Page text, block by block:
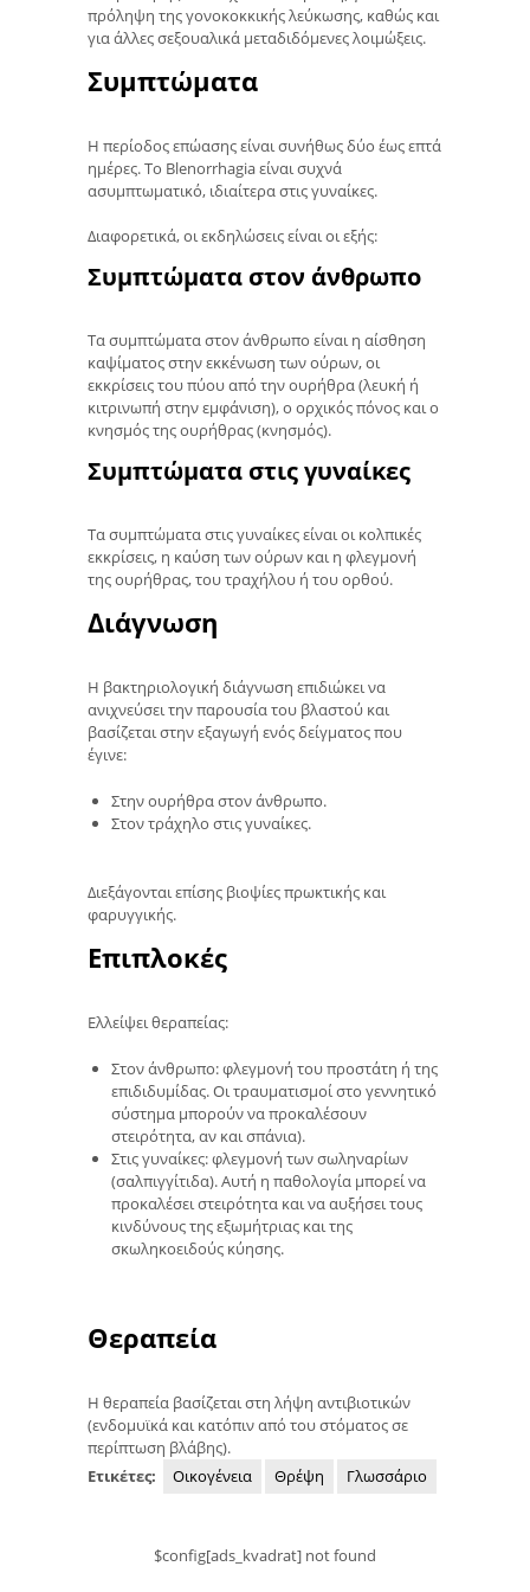
πρόληψη της γονοκοκκικής λεύκωσης, καθώς και
για άλλες σεξουαλικά μεταδιδόμενες λοιμώξεις.
Συμπτώματα
Η περίοδος επώασης είναι συνήθως δύο έως επτά
ημέρες. Το Blenorrhagia είναι συχνά
ασυμπτωματικό, ιδιαίτερα στις γυναίκες.
Διαφορετικά, οι εκδηλώσεις είναι οι εξής:
Συμπτώματα στον άνθρωπο
Τα συμπτώματα στον άνθρωπο είναι η αίσθηση
καψίματος στην εκκένωση των ούρων, οι
εκκρίσεις του πύου από την ουρήθρα (λευκή ή
κιτρινωπή στην εμφάνιση), ο ορχικός πόνος και ο
κνησμός της ουρήθρας (κνησμός).
Συμπτώματα στις γυναίκες
Τα συμπτώματα στις γυναίκες είναι οι κολπικές
εκκρίσεις, η καύση των ούρων και η φλεγμονή
της ουρήθρας, του τραχήλου ή του ορθού.
Διάγνωση
Η βακτηριολογική διάγνωση επιδιώκει να
ανιχνεύσει την παρουσία του βλαστού και
βασίζεται στην εξαγωγή ενός δείγματος που
έγινε:
Στην ουρήθρα στον άνθρωπο.
Στον τράχηλο στις γυναίκες.
Διεξάγονται επίσης βιοψίες πρωκτικής και
φαρυγγικής.
Επιπλοκές
Ελλείψει θεραπείας:
Στον άνθρωπο: φλεγμονή του προστάτη ή της
επιδιδυμίδας. Οι τραυματισμοί στο γεννητικό
σύστημα μπορούν να προκαλέσουν
στειρότητα, αν και σπάνια).
Στις γυναίκες: φλεγμονή των σωληναρίων
(σαλπιγγίτιδα). Αυτή η παθολογία μπορεί να
προκαλέσει στειρότητα και να αυξήσει τους
κινδύνους της εξωμήτριας και της
σκωληκοειδούς κύησης.
Θεραπεία
Η θεραπεία βασίζεται στη λήψη αντιβιοτικών
(ενδομυϊκά και κατόπιν από του στόματος σε
περίπτωση βλάβης).
Ετικέτες:
Οικογένεια Θρέψη Γλωσσάριο
$config[ads_kvadrat] not found